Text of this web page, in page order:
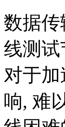
数据
线测
对于
响, 难